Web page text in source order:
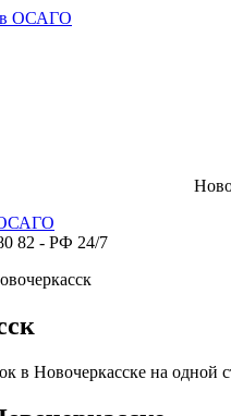
ОСАГО
82 - РФ 24/7
в Новочеркасске на